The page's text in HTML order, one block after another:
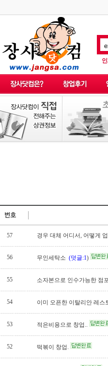
57 경우 대체 어디서, 어떻게
56 무인세탁소 (덧글:1)
55 소자본으로 인수가능한 점
54 이미 오픈한 이탈리안 레
53 적은비용으로 창업..
52 떡볶이 창업.